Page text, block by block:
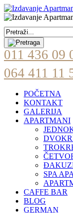
011 436 09
064 411 11
POČETNA
KONTAKT
GALERIJA
APARTMANI
SPA
CAFFE BAR
BLOG
GERMAN